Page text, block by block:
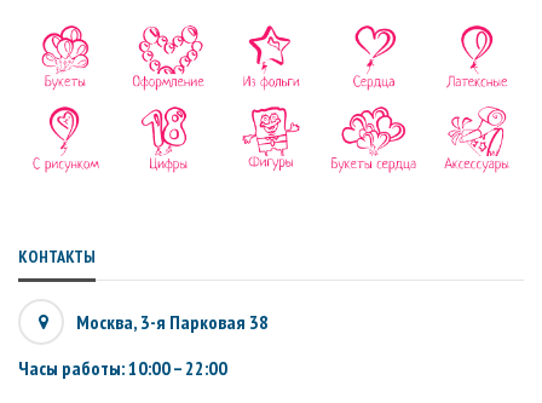
КОНТАКТЫ
Москва, 3-я Парковая 38
Часы работы: 10:00 – 22:00